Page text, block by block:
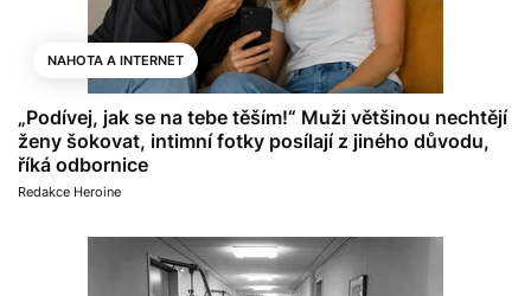
NAHOTA A INTERNET
„Podívej, jak se na tebe těším!“ Muži většinou nechtějí
ženy šokovat, intimní fotky posílají z jiného důvodu,
říká odbornice
Redakce Heroine